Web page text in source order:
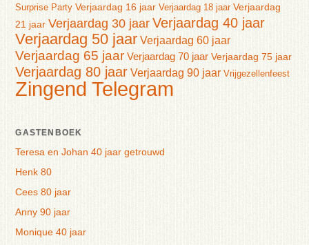
Surprise Party Verjaardag 16 jaar Verjaardag 18 jaar Verjaardag
21 jaar Verjaardag 30 jaar Verjaardag 40 jaar
Verjaardag 50 jaar Verjaardag 60 jaar
Verjaardag 65 jaar Verjaardag 70 jaar Verjaardag 75 jaar
Verjaardag 80 jaar Verjaardag 90 jaar Vrijgezellenfeest
Zingend Telegram
GASTENBOEK
Teresa en Johan 40 jaar getrouwd
Henk 80
Cees 80 jaar
Anny 90 jaar
Monique 40 jaar